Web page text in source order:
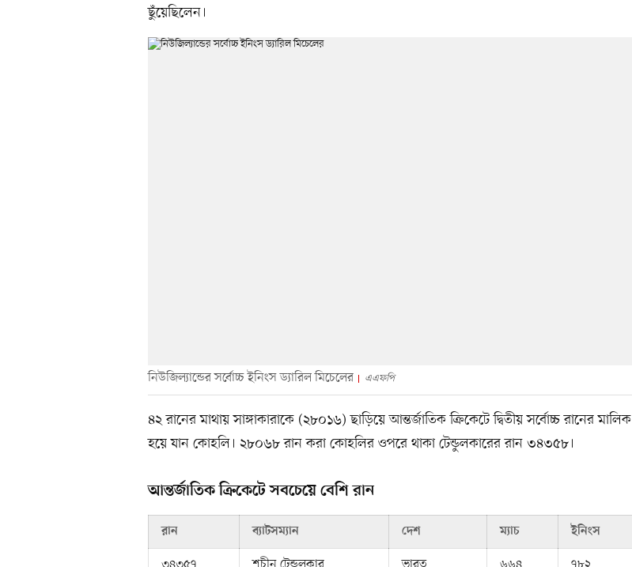
ছুঁয়েছিলেন।
নিউজিল্যান্ডের সর্বোচ্চ ইনিংস ড্যারিল মিচেলের এএফপি
৪২ রানের মাথায় সাঙ্গাকারাকে (২৮০১৬) ছাড়িয়ে আন্তর্জাতিক ক্রিকেটে দ্বিতীয় সর্বোচ্চ রানের মালিক
হয়ে যান কোহলি। ২৮০৬৮ রান করা কোহলির ওপরে থাকা টেন্ডুলকারের রান ৩৪৩৫৮।
আন্তর্জাতিক ক্রিকেটে সবচেয়ে বেশি রান
রান ব্যাটসম্যান দেশ ম্যাচ ইনিংস